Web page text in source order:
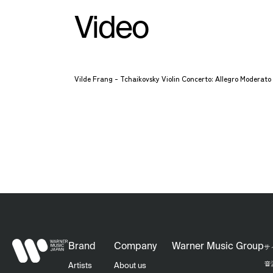
Video
Vilde Frang - Tchaikovsky Violin Concerto: Allegro Moderato
Brand
Artists
Company
About us
Warner Music Groupサ
音